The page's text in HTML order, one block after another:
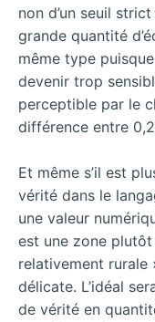
non d’un seuil
grande quantité
même type
devenir trop
perceptible par le
différence entre
Et même s’il est
vérité dans le
une valeur
est une zone
relativement rurale
délicate. L’idéal
de vérité en